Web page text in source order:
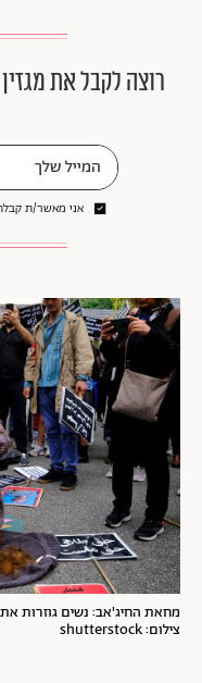
רוצה לקבל את
אני מאשר/ת
מחאת החיג'אב: נשים גוזרות
צילום: shutterstock